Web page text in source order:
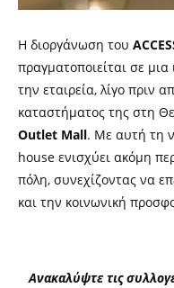
Η διοργάνωση του
πραγματοποιείται σε μια
την εταιρεία, λίγο πριν
καταστήματος της στη
Outlet Mall. Με αυτή τη
house ενισχύει ακόμη
πόλη, συνεχίζοντας να
και την κοινωνική
Ανακαλύψτε τις